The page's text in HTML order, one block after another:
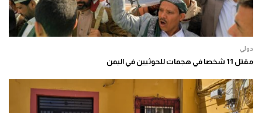
دولي
مقتل 11 شخصا في هجمات للحوثيين في اليمن